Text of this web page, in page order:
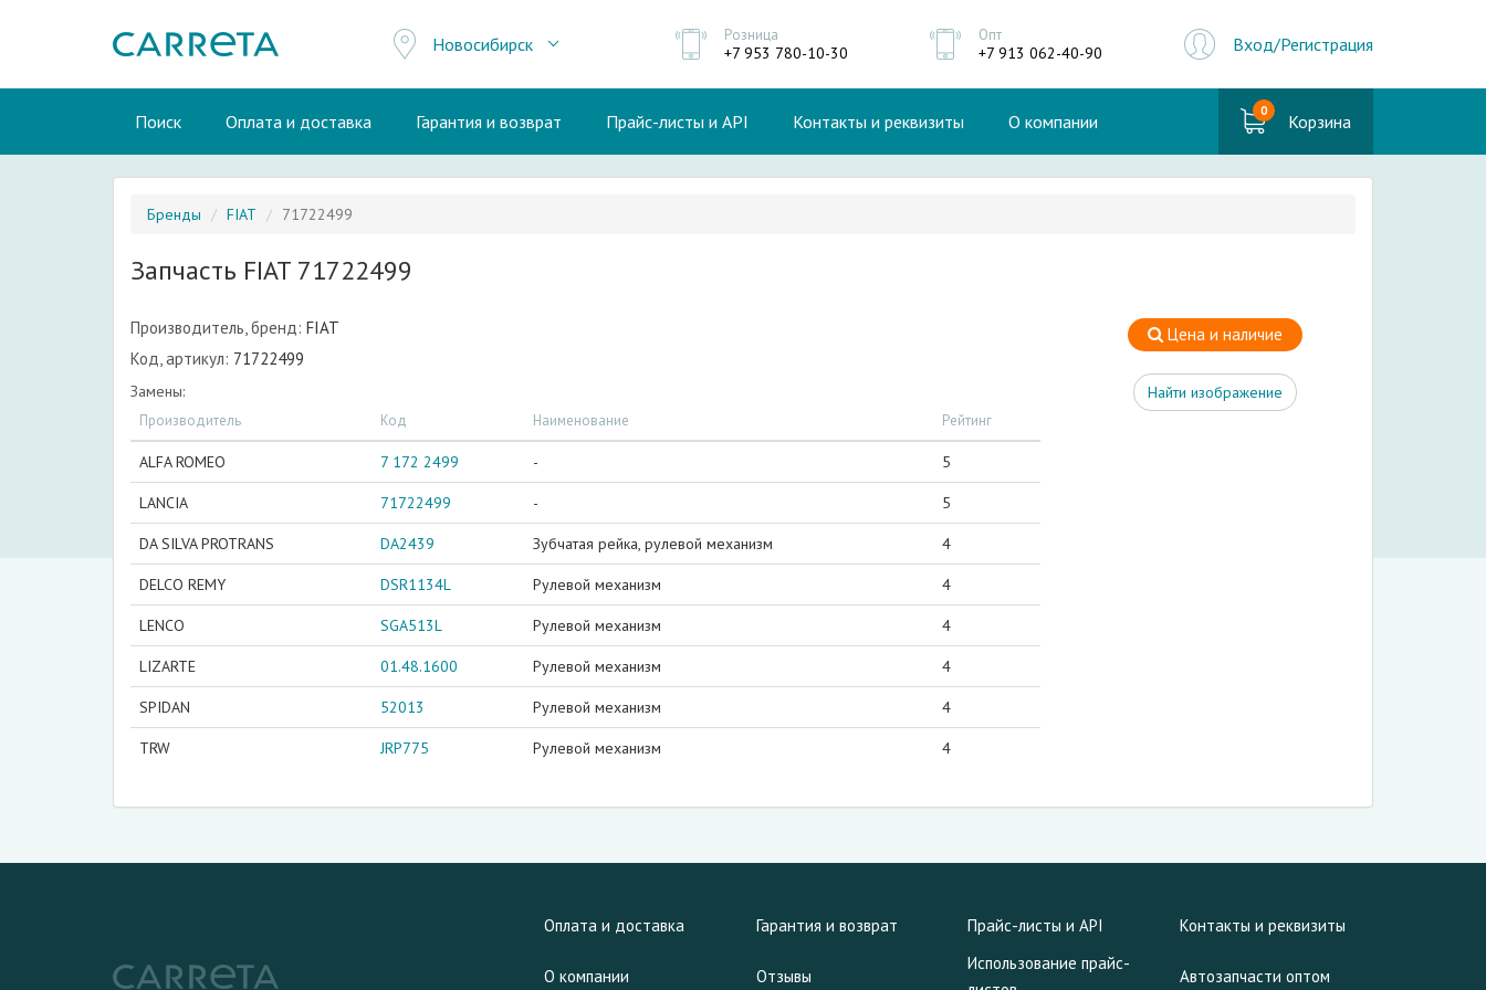
Новосибирск Розница
+7 953 780-10-30
Опт
+7 913 062-40-90 Вход/Регистрация
Поиск Оплата и доставка Гарантия и возврат Прайс-листы и API Контакты и реквизиты О компании 0 Корзина
Бренды FIAT 71722499
Запчасть FIAT 71722499
Производитель, бренд: FIAT
Код, артикул: 71722499
Замены:
Производитель Код Наименование Рейтинг
ALFA ROMEO 7 172 2499 - 5
LANCIA 71722499 - 5
DA SILVA PROTRANS DA2439 Зубчатая рейка, рулевой механизм 4
DELCO REMY DSR1134L Рулевой механизм 4
LENCO SGA513L Рулевой механизм 4
LIZARTE 01.48.1600 Рулевой механизм 4
SPIDAN 52013 Рулевой механизм 4
TRW JRP775 Рулевой механизм 4
Цена и наличие
Найти изображение
Оплата и доставка Гарантия и возврат Прайс-листы и API Контакты и реквизиты
О компании Отзывы
Использование прайс-
Автозапчасти оптом